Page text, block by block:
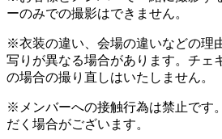
ーのみでの撮影はできません。
※衣装の違い、会場の違いなどの理
写りが異なる場合があります。チェ
の場合の撮り直しはいたしません。
※メンバーへの接触行為は禁止です
だく場合がございます。